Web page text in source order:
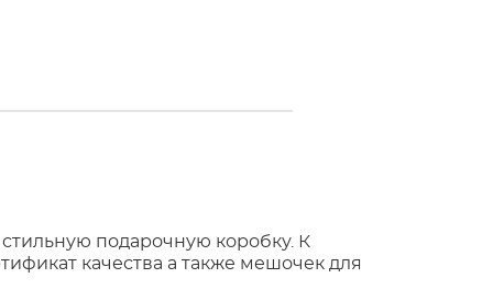
подарочную коробку. К
качества а также мешочек для